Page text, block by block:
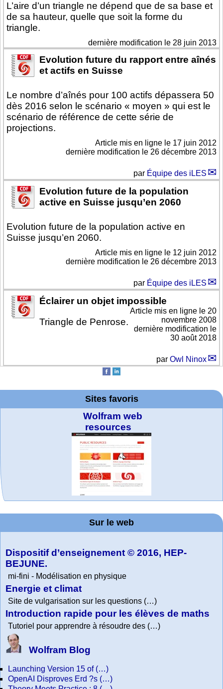
L’aire d’un triangle ne dépend que de sa base et
de sa hauteur, quelle que soit la forme du
triangle.
dernière modification le 28 juin 2013
Evolution future du rapport entre aînés
et actifs en Suisse
Le nombre d’aînés pour 100 actifs dépassera 50
dès 2016 selon le scénario « moyen » qui est le
scénario de référence de cette série de
projections.
Article mis en ligne le 17 juin 2012
dernière modification le 26 décembre 2013
par Équipe des iLES
Evolution future de la population
active en Suisse jusqu’en 2060
Evolution future de la population active en
Suisse jusqu’en 2060.
Article mis en ligne le 12 juin 2012
dernière modification le 26 décembre 2013
par Équipe des iLES
Éclairer un objet impossible
Triangle de Penrose.
Article mis en ligne le 20
novembre 2008
dernière modification le
30 août 2018
par Owl Ninox
Sites favoris
Wolfram
Demonstrations
Project. College
Physics
Wolfram web
resources
Online math
practice and
lessons
TED Talks
MATHCURVE.CO
M
Office fédéral de
la statistique
WolframTones :
Generate a
Composition
Wolfram
Mathematica
Tutorial
Collection
Arts-Scènes
La société 2018
expliquée à mon
grand-père
Sur le web
Dispositif d’enseignement © 2016, HEP-
BEJUNE.
mi-fini - Modélisation en physique
Energie et climat
Site de vulgarisation sur les questions (…)
Introduction rapide pour les élèves de maths
Tutoriel pour apprendre à résoudre des (…)
Wolfram Blog
Launching Version 15 of (…)
OpenAI Disproves Erd ?s (…)